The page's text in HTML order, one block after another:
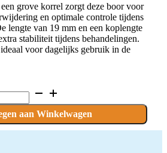
grove korrel zorgt deze boor voor
en optimale controle tijdens
lengte van 19 mm en een koplengte
stabiliteit tijdens behandelingen.
voor dagelijks gebruik in de
aan Winkelwagen